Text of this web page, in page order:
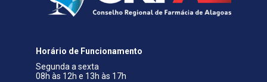
Horário de Funcionamento
Segunda a sexta
08h às 12h e 13h às 17h